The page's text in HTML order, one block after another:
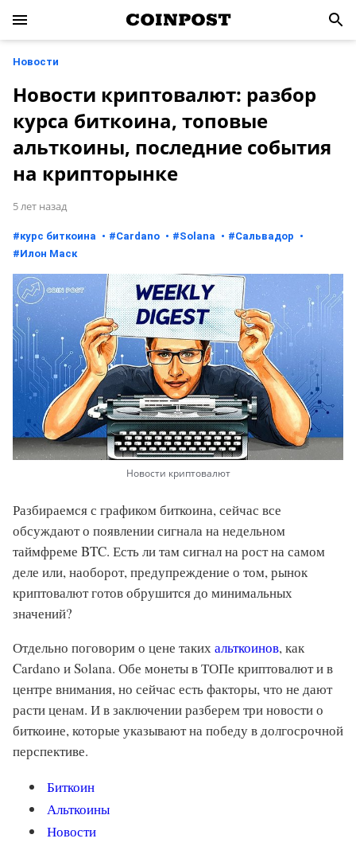
Новости
Новости криптовалют: разбор
курса биткоина, топовые
альткоины, последние события
на крипторынке
5 лет назад
#курс биткоина #Cardano #Solana #Сальвадор
#Илон Маск
Новости криптовалют
Разбираемся с графиком биткоина, сейчас все
обсуждают о появлении сигнала на недельном
таймфреме BTC. Есть ли там сигнал на рост на самом
деле или, наоборот, предупреждение о том, рынок
криптовалют готов обрушится до минимальных
значений?
Отдельно поговорим о цене такихальткоинов, как
Cardano и Solana. Обе монеты в ТОПе криптовалют и в
центре внимания, но сейчас есть факторы, что не дают
расти ценам. И в заключении разберем три новости о
биткоине, которые указывают на победу в долгосрочной
перспективе.
Биткоин
Альткоины
Новости